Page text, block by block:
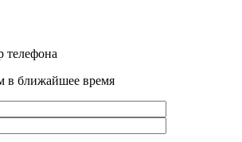
телефона
в ближайшее время